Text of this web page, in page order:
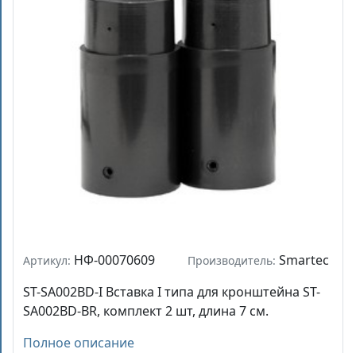
Артикул: НФ-00070609 Производитель: Smartec
ST-SA002BD-I Вставка I типа для кронштейна ST-
SA002BD-BR, комплект 2 шт, длина 7 см.
Полное описание